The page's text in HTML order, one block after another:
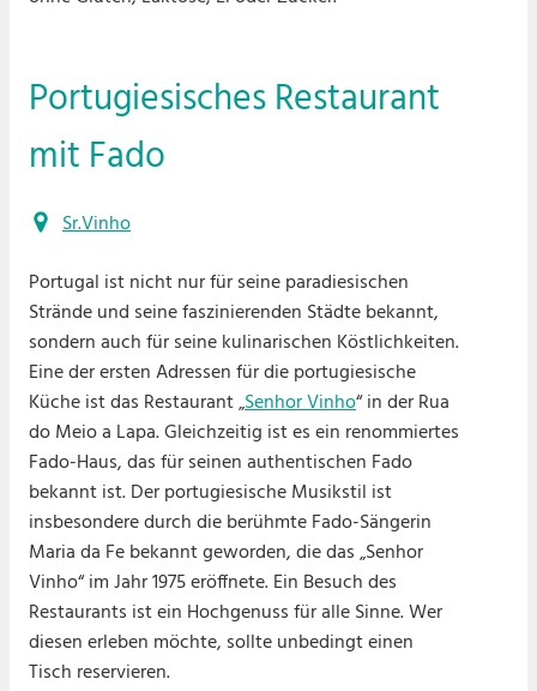
Portugiesisches Restaurant
mit Fado
Sr.Vinho
Portugal ist nicht nur für seine paradiesischen
Strände und seine faszinierenden Städte bekannt,
sondern auch für seine kulinarischen Köstlichkeiten.
Eine der ersten Adressen für die portugiesische
Küche ist das Restaurant „Senhor Vinho“ in der Rua
do Meio a Lapa. Gleichzeitig ist es ein renommiertes
Fado-Haus, das für seinen authentischen Fado
bekannt ist. Der portugiesische Musikstil ist
insbesondere durch die berühmte Fado-Sängerin
Maria da Fe bekannt geworden, die das „Senhor
Vinho“ im Jahr 1975 eröffnete. Ein Besuch des
Restaurants ist ein Hochgenuss für alle Sinne. Wer
diesen erleben möchte, sollte unbedingt einen
Tisch reservieren.